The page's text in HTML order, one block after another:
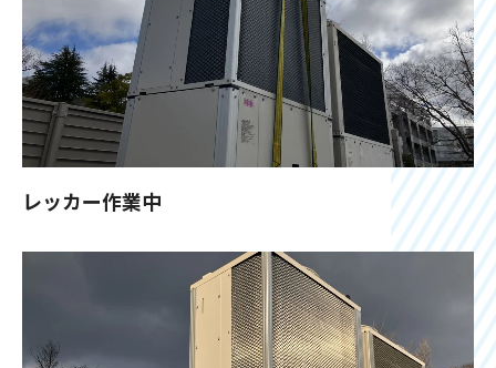
レッカー作業中